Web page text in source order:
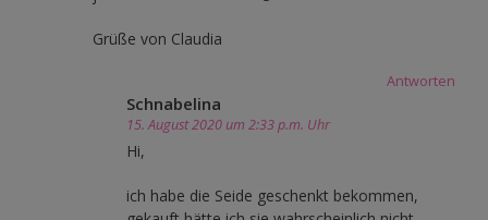
Grüße von Claudia
Antworten
Schnabelina
15. August 2020 um 2:33 p.m. Uhr
Hi,
ich habe die Seide geschenkt bekommen,